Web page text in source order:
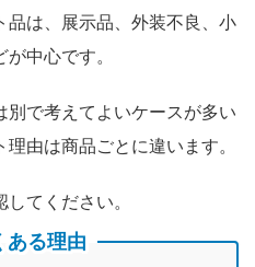
品は、展示品、外装不良、小
中心です。
で考えてよいケースが多い
由は商品ごとに違います。
てください。
ある理由